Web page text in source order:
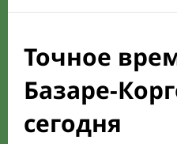
Календарь рамадана
Направление киблы
Точное
Базаре-
сегодня